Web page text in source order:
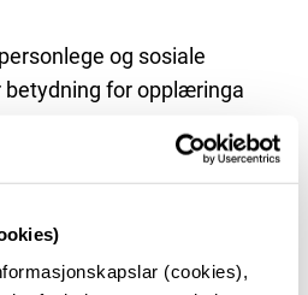
(cookies),
og sosiale
betydning for opplæringa
og dei hjelper deg der du